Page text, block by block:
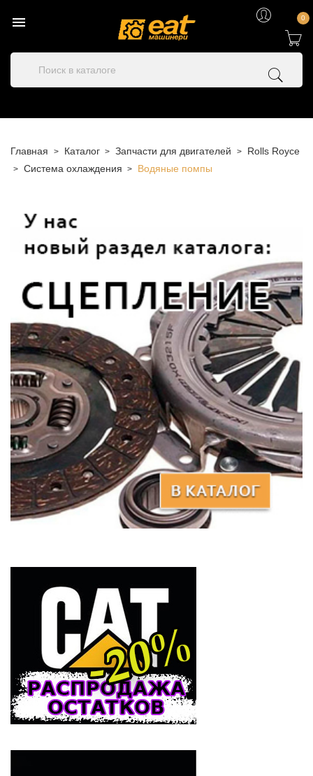
 0
Главная Каталог Запчасти для двигателей
Rolls Royce
Система охлаждения
Водяные помпы